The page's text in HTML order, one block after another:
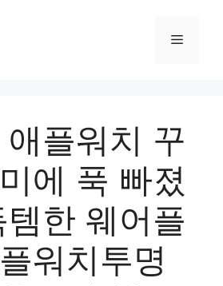
메
애플워치 꾸
에 푹 빠졌
한 웨어플
워치투명